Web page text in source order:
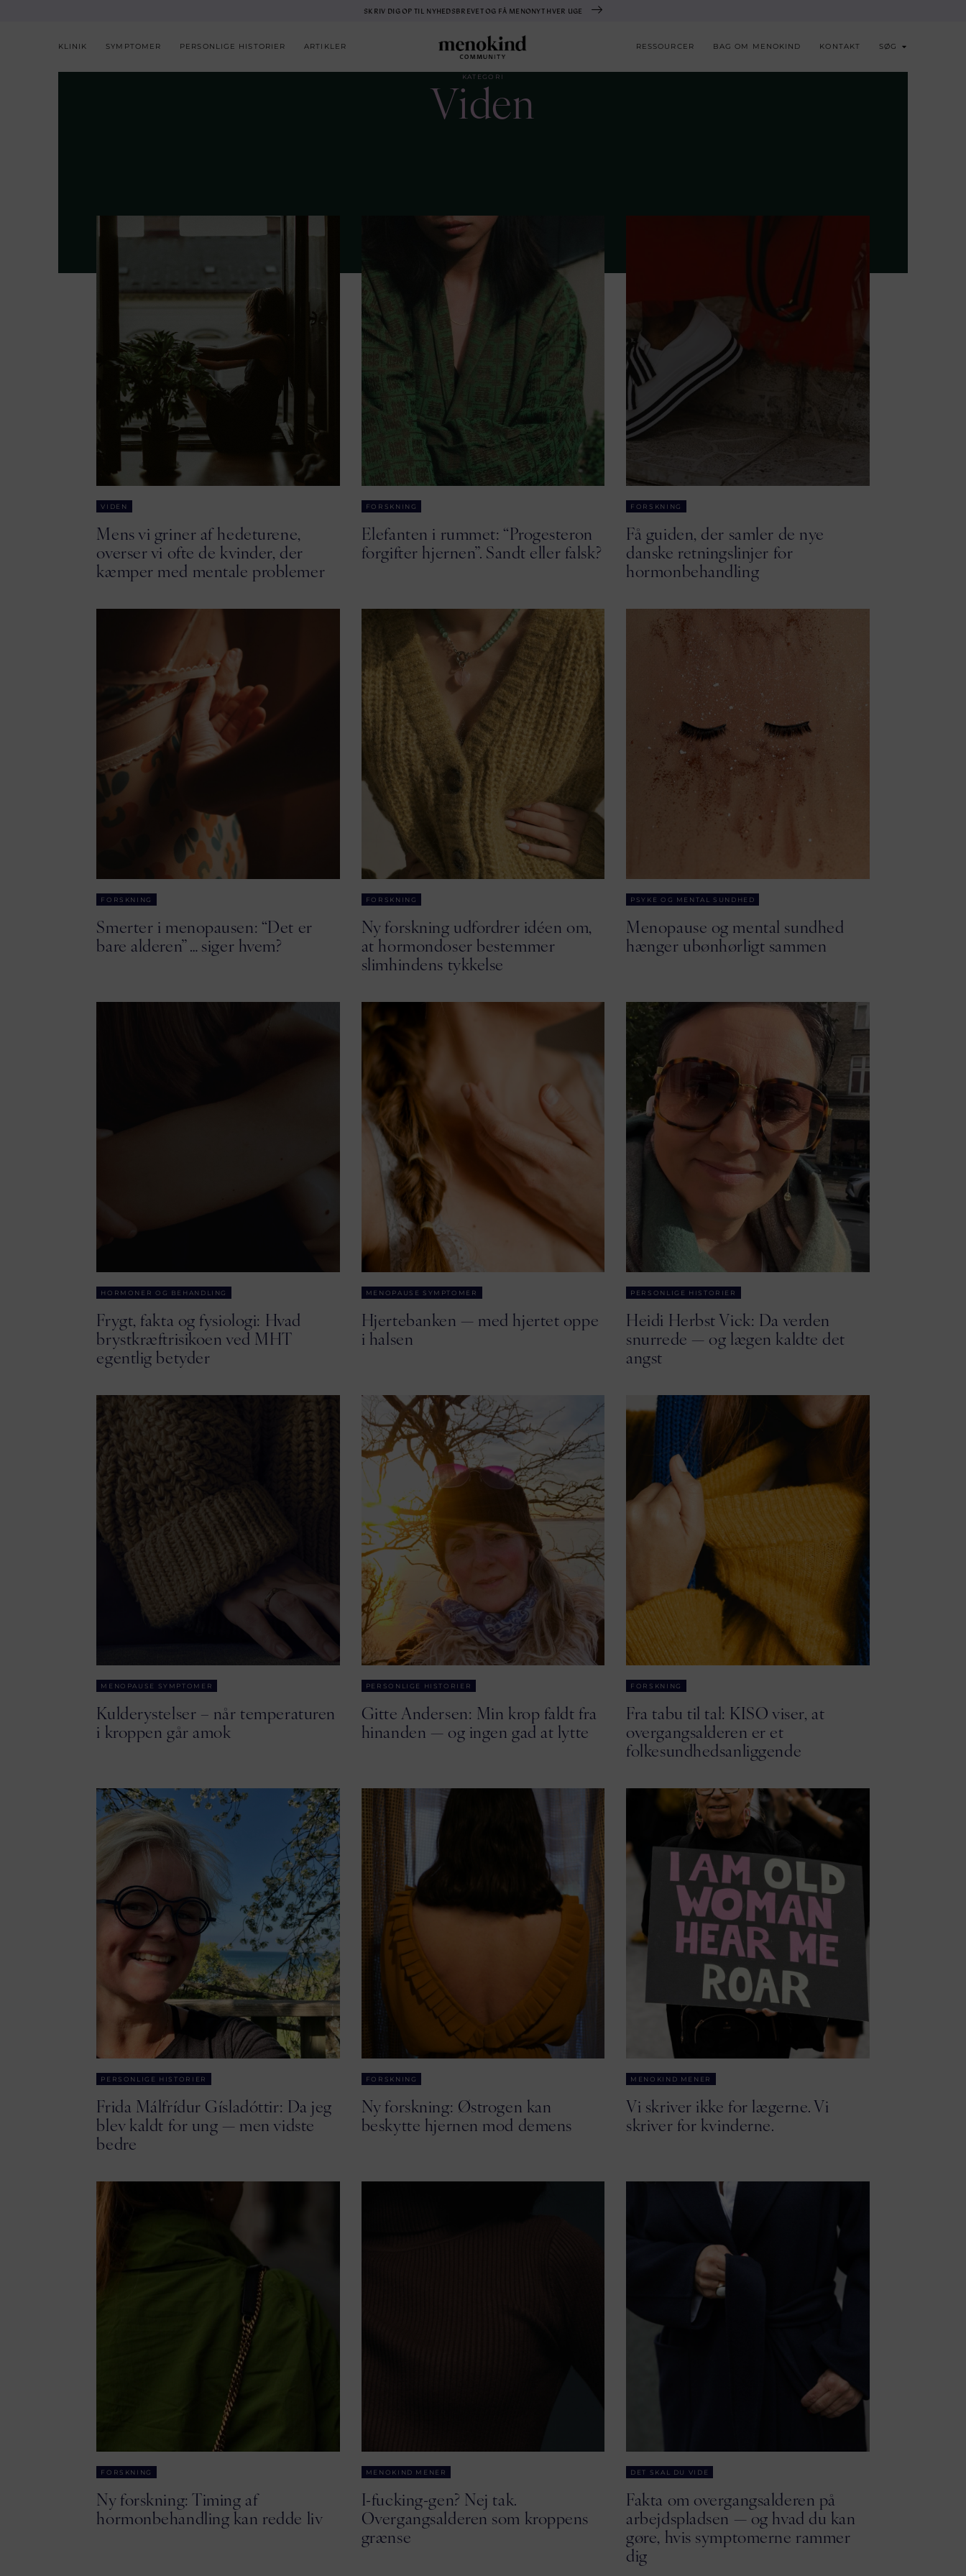
SKRIV DIG OP TIL NYHEDSBREVET OG FÅ MENONYT HVER UGE
KLINIK SYMPTOMER PERSONLIGE HISTORIER ARTIKLER RESSOURCER BAG OM MENOKIND KONTAKT SØG
KATEGORI
Viden
VIDEN
Mens vi griner af hedeturene,
overser vi ofte de kvinder, der
kæmper med mentale problemer
FORSKNING
Elefanten i rummet: “Progesteron
forgifter hjernen”. Sandt eller falsk?
FORSKNING
Få guiden, der samler de nye
danske retningslinjer for
hormonbehandling
FORSKNING
Smerter i menopausen: “Det er
bare alderen” … siger hvem?
FORSKNING
Ny forskning udfordrer idéen om,
at hormondoser bestemmer
slimhindens tykkelse
PSYKE OG MENTAL SUNDHED
Menopause og mental sundhed
hænger ubønhørligt sammen
HORMONER OG BEHANDLING
Frygt, fakta og fysiologi: Hvad
brystkræftrisikoen ved MHT
egentlig betyder
MENOPAUSE SYMPTOMER
Hjertebanken — med hjertet oppe
i halsen
PERSONLIGE HISTORIER
Heidi Herbst Vick: Da verden
snurrede — og lægen kaldte det
angst
MENOPAUSE SYMPTOMER
Kulderystelser – når temperaturen
i kroppen går amok
PERSONLIGE HISTORIER
Gitte Andersen: Min krop faldt fra
hinanden — og ingen gad at lytte
FORSKNING
Fra tabu til tal: KISO viser, at
overgangsalderen er et
folkesundhedsanliggende
PERSONLIGE HISTORIER
Frida Málfrídur Gísladóttir: Da jeg
blev kaldt for ung — men vidste
bedre
FORSKNING
Ny forskning: Østrogen kan
beskytte hjernen mod demens
MENOKIND MENER
Vi skriver ikke for lægerne. Vi
skriver for kvinderne.
FORSKNING
Ny forskning: Timing af
hormonbehandling kan redde liv
MENOKIND MENER
I-fucking-gen? Nej tak.
Overgangsalderen som kroppens
grænse
DET SKAL DU VIDE
Fakta om overgangsalderen på
arbejdspladsen — og hvad du kan
gøre, hvis symptomerne rammer
dig